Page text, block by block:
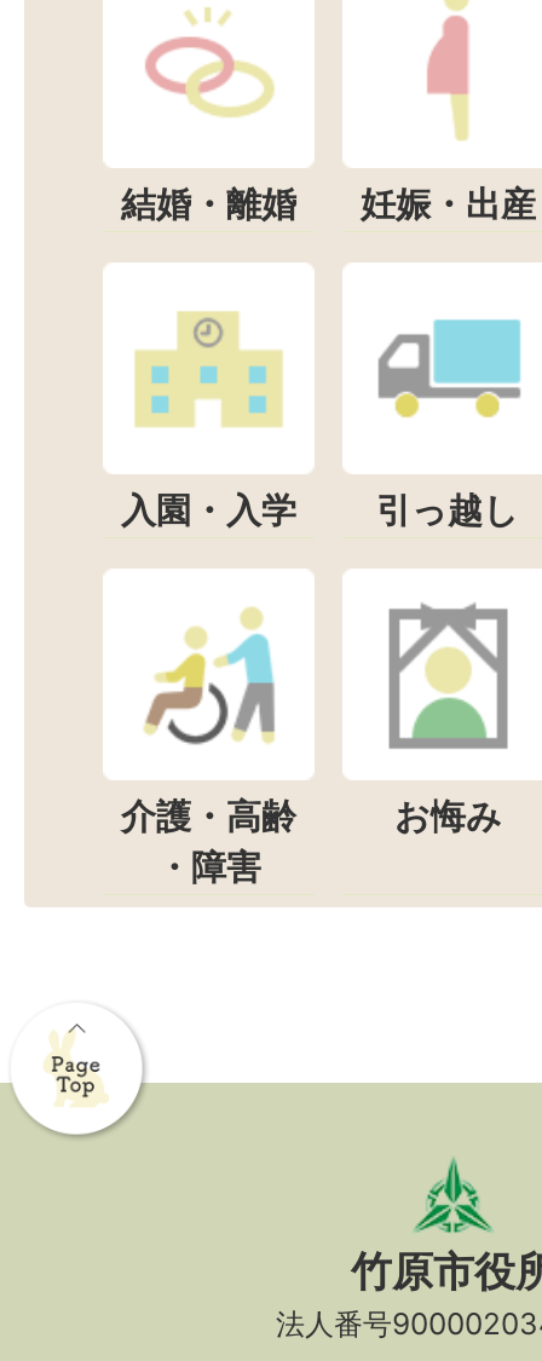
結婚・離婚 妊娠・出産
入園・入学 引っ越し
介護・高齢
・障害
お悔み
竹原市役
法人番号